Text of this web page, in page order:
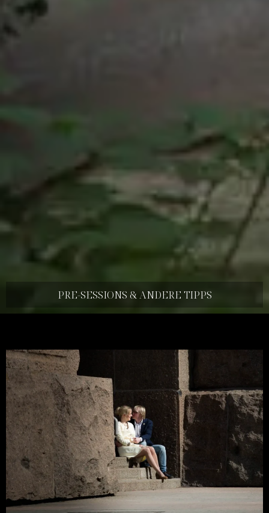
PRE-SESSIONS & ANDERE TIPPS